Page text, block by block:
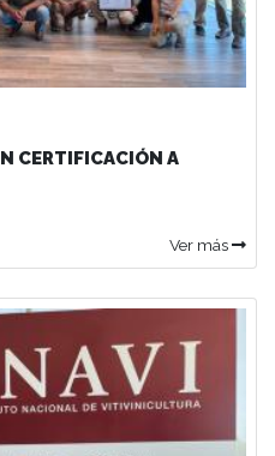
CERTIFICACIÓN A
Ver más